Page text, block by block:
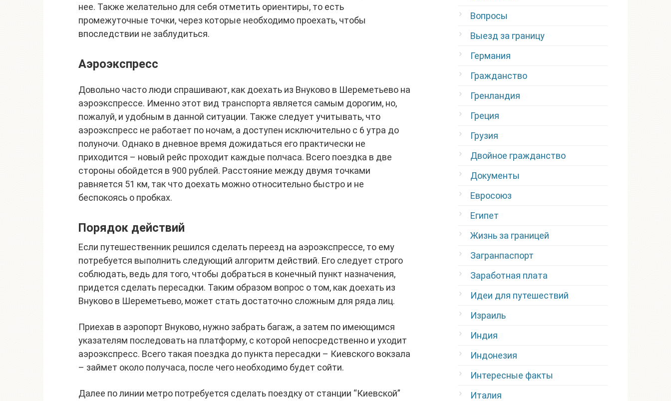
нее. Также желательно для себя отметить ориентиры, то есть
промежуточные точки, через которые необходимо проехать, чтобы
впоследствии не заблудиться.
Аэроэкспресс
Довольно часто люди спрашивают, как доехать из Внуково в Шереметьево на
аэроэкспрессе. Именно этот вид транспорта является самым дорогим, но,
пожалуй, и удобным в данной ситуации. Также следует учитывать, что
аэроэкспресс не работает по ночам, а доступен исключительно с 6 утра до
полуночи. Однако в дневное время дожидаться его практически не
приходится – новый рейс проходит каждые полчаса. Всего поездка в две
стороны обойдется в 900 рублей. Расстояние между двумя точками
равняется 51 км, так что доехать можно относительно быстро и не
беспокоясь о пробках.
Порядок действий
Если путешественник решился сделать переезд на аэроэкспрессе, то ему
потребуется выполнить следующий алгоритм действий. Его следует строго
соблюдать, ведь для того, чтобы добраться в конечный пункт назначения,
придется сделать пересадки. Таким образом вопрос о том, как доехать из
Внуково в Шереметьево, может стать достаточно сложным для ряда лиц.
Приехав в аэропорт Внуково, нужно забрать багаж, а затем по имеющимся
указателям последовать на платформу, с которой непосредственно и уходит
аэроэкспресс. Всего такая поездка до пункта пересадки – Киевского вокзала
– займет около получаса, после чего необходимо будет сойти.
Далее по линии метро потребуется сделать поездку от станции “Киевской”
Вопросы
Выезд за границу
Германия
Гражданство
Гренландия
Греция
Грузия
Двойное гражданство
Документы
Евросоюз
Египет
Жизнь за границей
Загранпаспорт
Заработная плата
Идеи для путешествий
Израиль
Индия
Индонезия
Интересные факты
Италия